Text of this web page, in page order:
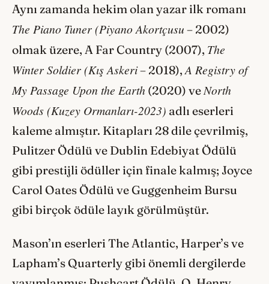
Aynı zamanda hekim olan yazar ilk romanı
The Piano Tuner (Piyano Akortçusu – 2002)
olmak üzere, A Far Country (2007), The
Winter Soldier (Kış Askeri– 2018), A Registry of
My Passage Upon the Earth (2020) ve North
Woods (Kuzey Ormanları-2023) adlı eserleri
kaleme almıştır. Kitapları 28 dile çevrilmiş,
Pulitzer Ödülü ve Dublin Edebiyat Ödülü
gibi prestijli ödüller için finale kalmış; Joyce
Carol Oates Ödülü ve Guggenheim Bursu
gibi birçok ödüle layık görülmüştür.
Mason’ın eserleri The Atlantic, Harper’s ve
Lapham’s Quarterly gibi önemli dergilerde